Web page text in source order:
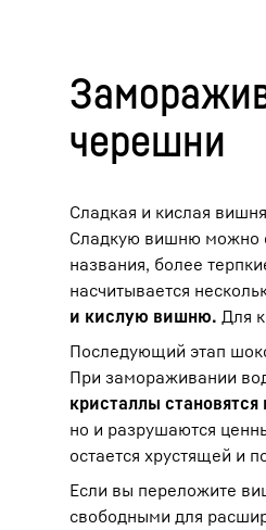
черешни
Сладкая и кислая
Сладкую вишню можно
названия, более
насчитывается
и кислую вишню. Для
Последующий этап
При замораживании
кристаллы
но и разрушаются
остается хрустящей и
Если вы переложите
свободными для